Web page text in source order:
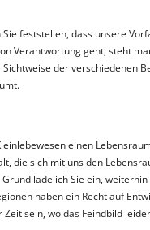
feststellen, dass unsere
Verantwortung geht, steht
der verschiedenen
einen
die sich mit uns den
lade ich Sie ein,
haben ein Recht auf
sein, wo das Feindbild